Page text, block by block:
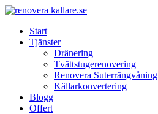
Skip
contentStart
Tjänster
Dränering
Tvättstugerenovering
Renovera Suterrängvåning
Källarkonvertering
Blogg
Offert